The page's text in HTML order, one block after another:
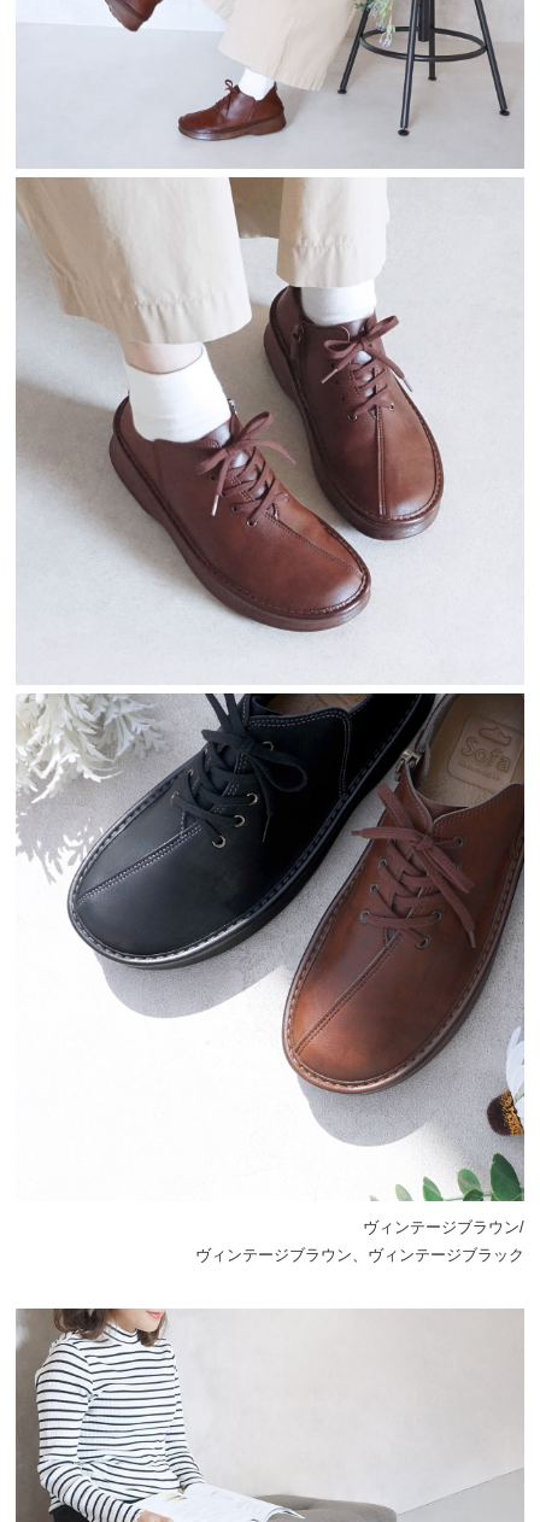
ヴィンテージブラウン/
ヴィンテージブラウン、ヴィンテージブラック